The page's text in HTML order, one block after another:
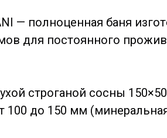
— полноценная баня
для постоянного
строганой сосны
100 до 150 мм